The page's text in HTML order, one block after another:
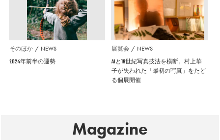
そのほか NEWS
2024年前半の運勢
展覧会 NEWS
AIと19世紀写真技法を横断。村上華
子が失われた「最初の写真」をたど
る個展開催
Magazine